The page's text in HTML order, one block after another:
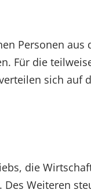
Personen aus
Für die
sich auf
die
Weiteren